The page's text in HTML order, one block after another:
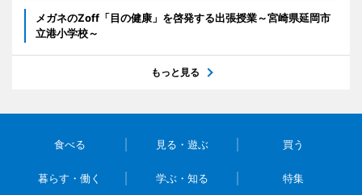
メガネのZoff「目の健康」を啓発する出張授業～宮崎県延岡市
立港小学校～
もっと見る
食べる 見る・遊ぶ 買う
暮らす・働く 学ぶ・知る 特集